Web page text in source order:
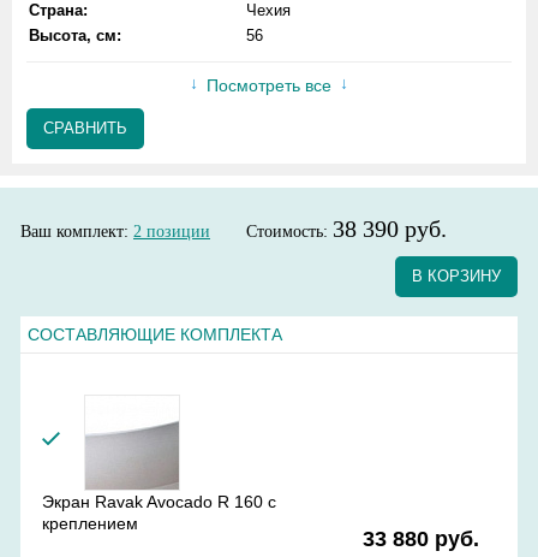
Страна:
Чехия
Высота, см:
56
Посмотреть все
СРАВНИТЬ
Ваш комплект: 2 позиции Стоимость: 38 390 руб.
В КОРЗИНУ
СОСТАВЛЯЮЩИЕ КОМПЛЕКТА
Экран Ravak Avocado R 160 с
креплением
33 880 руб.